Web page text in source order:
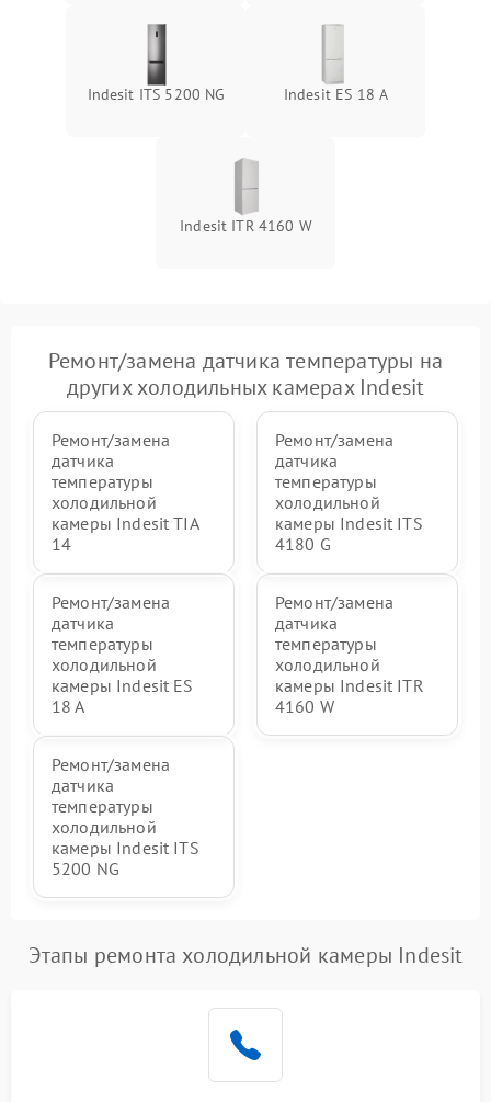
Indesit ITS 5200 NG Indesit ES 18 A
Indesit ITR 4160 W
Ремонт/замена датчика температуры на
других холодильных камерах Indesit
Ремонт/замена
датчика
температуры
холодильной
камеры Indesit TIA
14
Ремонт/замена
датчика
температуры
холодильной
камеры Indesit ITS
4180 G
Ремонт/замена
датчика
температуры
холодильной
камеры Indesit ES
18 A
Ремонт/замена
датчика
температуры
холодильной
камеры Indesit ITR
4160 W
Ремонт/замена
датчика
температуры
холодильной
камеры Indesit ITS
5200 NG
Этапы ремонта холодильной камеры Indesit